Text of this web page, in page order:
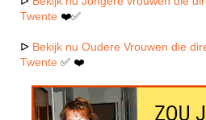
Twente ❤️✅
ᐅ Bekijk nu Oudere Vrouwen die
Twente ✅ ❤️